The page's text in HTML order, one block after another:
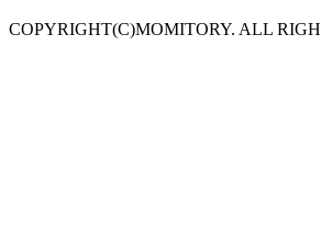
COPYRIGHT(C)MOMITORY. ALL